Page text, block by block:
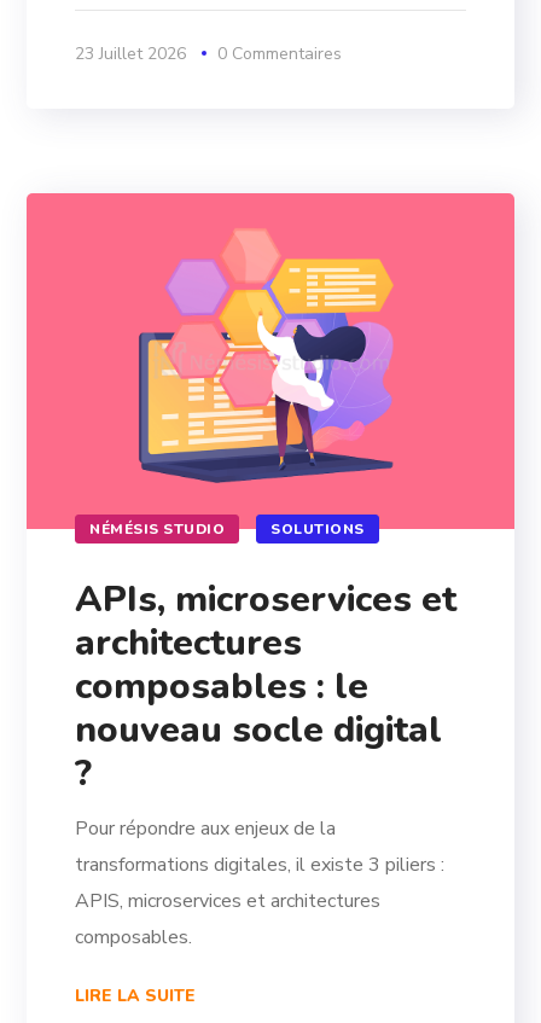
23 Juillet 2026 0 Commentaires
NÉMÉSIS STUDIO SOLUTIONS
APIs, microservices et
architectures
composables : le
nouveau socle digital
?
Pour répondre aux enjeux de la
transformations digitales, il existe 3 piliers :
APIS, microservices et architectures
composables.
LIRE LA SUITE